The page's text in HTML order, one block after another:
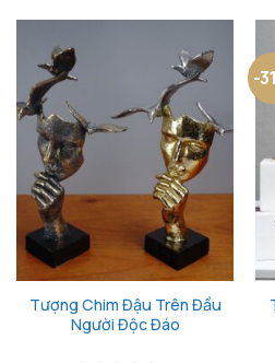
Tượng Chim Đậu Trên Đầu
Người Độc Đáo
-